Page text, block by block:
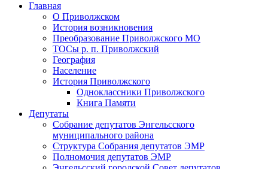
Главная
О Приволжском
История возникновения
Преобразование Приволжского МО
ТОСы р. п. Приволжский
География
Население
История Приволжского
Одноклассники Приволжского
Книга Памяти
Депутаты
Собрание депутатов Энгельсского
муниципального района
Структура Собрания депутатов ЭМР
Полномочия депутатов ЭМР